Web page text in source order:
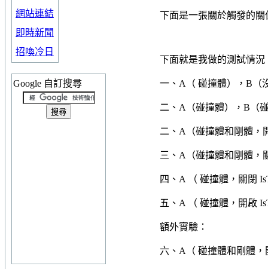
網站連結
即時新聞
招喚冷日
Google 自訂搜尋
下面是一張關於觸發的
下面就是我做的測試情
一、A（ 碰撞體），B（
二、A（碰撞體），B（
二、A（碰撞體和剛體，
三、A（碰撞體和剛體，
四、A （ 碰撞體，關閉
五、A （ 碰撞體，開啟
額外實驗：
六、A（ 碰撞體和剛體，